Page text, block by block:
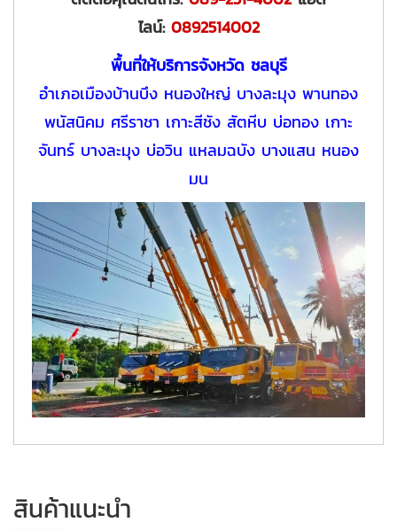
ไลน์: 0892514002
พื้นที่ให้บริการจังหวัด ชลบุรี
อำเภอเมืองบ้านบึง หนองใหญ่ บางละมุง พานทอง
พนัสนิคม ศรีราชา เกาะสีชัง สัตหีบ บ่อทอง เกาะ
จันทร์ บางละมุง บ่อวิน แหลมฉบัง บางแสน หนอง
มน
สินค้าแนะนำ